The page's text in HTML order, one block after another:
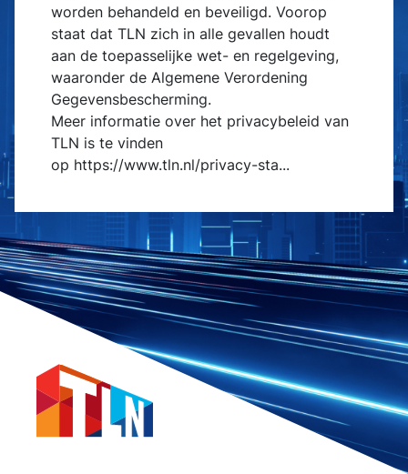
worden behandeld en beveiligd. Voorop
staat dat TLN zich in alle gevallen houdt
aan de toepasselijke wet- en regelgeving,
waaronder de Algemene Verordening
Gegevensbescherming.
Meer informatie over het privacybeleid van
TLN is te vinden
op https://www.tln.nl/privacy-sta...